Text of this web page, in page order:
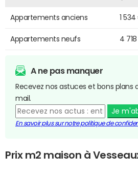
Appartements anciens 1
Appartements neufs 4
A ne pas manquer
Recevez nos astuces et bons
mail.
Je
En savoir plus sur notre politique de
Prix m2 maison à